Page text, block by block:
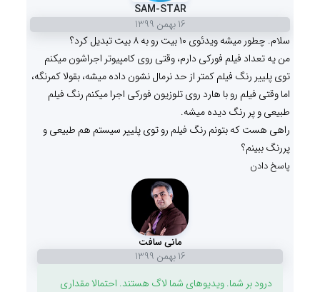
SAM-STAR
16 بهمن 1399
سلام. چطور میشه ویدئوی ۱۰ بیت رو به ۸ بیت تبدیل کرد؟
من یه تعداد فیلم فورکی دارم، وقتی روی کامپیوتر اجراشون میکنم
توی پلییر رنگ فیلم کمتر از حد نرمال نشون داده میشه، بقولا کمرنگه،
اما وقتی فیلم رو با هارد روی تلوزیون فورکی اجرا میکنم رنگ فیلم
طبیعی و پر رنگ دیده میشه.
راهی هست که بتونم رنگ فیلم رو توی پلییر سیستم هم طبیعی و
پررنگ ببینم؟
پاسخ دادن
مانی سافت
16 بهمن 1399
درود بر شما. ویدیوهای شما لاگ هستند. احتمالا مقداری